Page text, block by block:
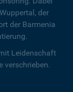
der
der Barmenia
Leidenschaft
verschrieben.